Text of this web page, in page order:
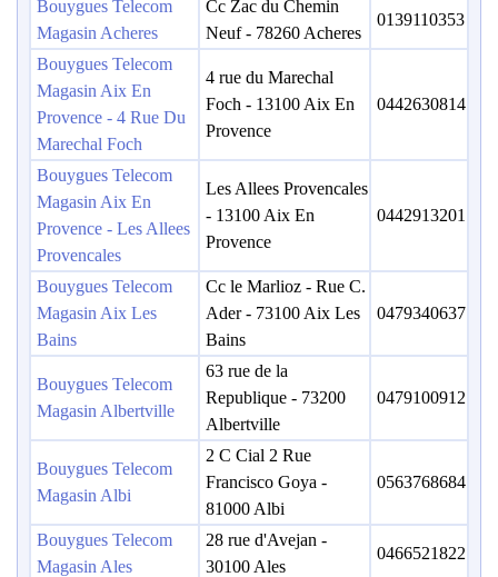
Bouygues Telecom
Magasin Acheres
Cc Zac du Chemin
Neuf - 78260 Acheres
0139110353
Bouygues Telecom
Magasin Aix En
Provence - 4 Rue Du
Marechal Foch
4 rue du Marechal
Foch - 13100 Aix En
Provence
0442630814
Bouygues Telecom
Magasin Aix En
Provence - Les Allees
Provencales
Les Allees Provencales
- 13100 Aix En
Provence
0442913201
Bouygues Telecom
Magasin Aix Les
Bains
Cc le Marlioz - Rue C.
Ader - 73100 Aix Les
Bains
0479340637
Bouygues Telecom
Magasin Albertville
63 rue de la
Republique - 73200
Albertville
0479100912
Bouygues Telecom
Magasin Albi
2 C Cial 2 Rue
Francisco Goya -
81000 Albi
0563768684
Bouygues Telecom
Magasin Ales
28 rue d'Avejan -
30100 Ales
0466521822